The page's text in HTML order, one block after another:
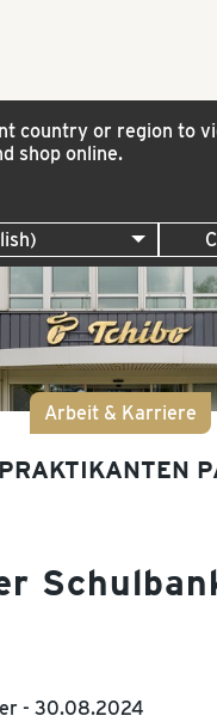
country or region to
shop online.
Arbeit & Karriere
- 30.08.2024